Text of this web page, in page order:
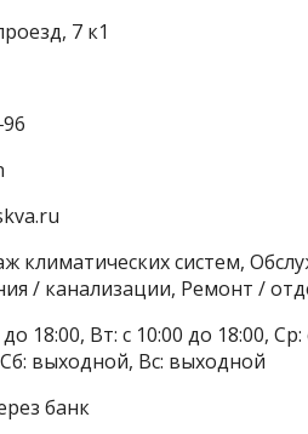
7 к1
климатических систем,
/ канализации, Ремонт /
18:00, Вт: с 10:00 до 18:00, Ср:
Сб: выходной, Вс: выходной
банк